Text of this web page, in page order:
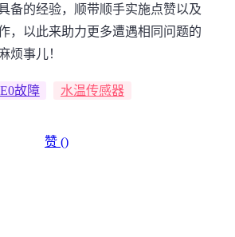
备的经验，顺带顺手实施点赞以及
，以此来助力更多遭遇相同问题的
烦事儿！
E0故障 水温传感器
赞 ()